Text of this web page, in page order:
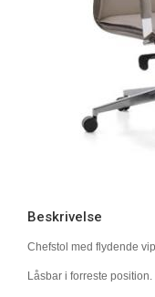
Beskrivelse
Chefstol med flydende
Låsbar i forreste